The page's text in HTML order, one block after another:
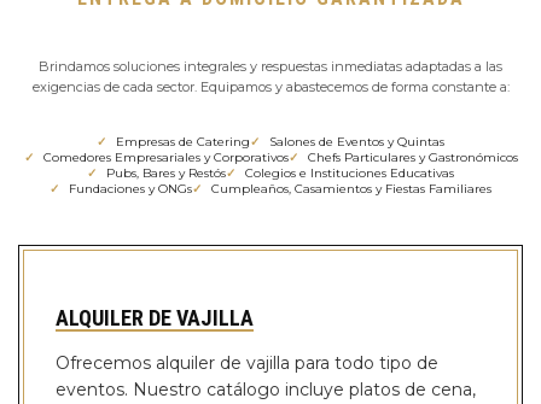
Brindamos soluciones integrales y respuestas inmediatas adaptadas a las
exigencias de cada sector. Equipamos y abastecemos de forma constante a:
✓ Empresas de Catering✓
Salones de Eventos y Quintas
✓
Comedores Empresariales y Corporativos✓
Chefs Particulares y Gastronómicos
✓
Pubs, Bares y Restós✓
Colegios e Instituciones Educativas
✓
Fundaciones y ONGs✓ Cumpleaños, Casamientos y Fiestas Familiares
ALQUILER DE VAJILLA
Ofrecemos alquiler de vajilla para todo tipo de
eventos. Nuestro catálogo incluye platos de cena,